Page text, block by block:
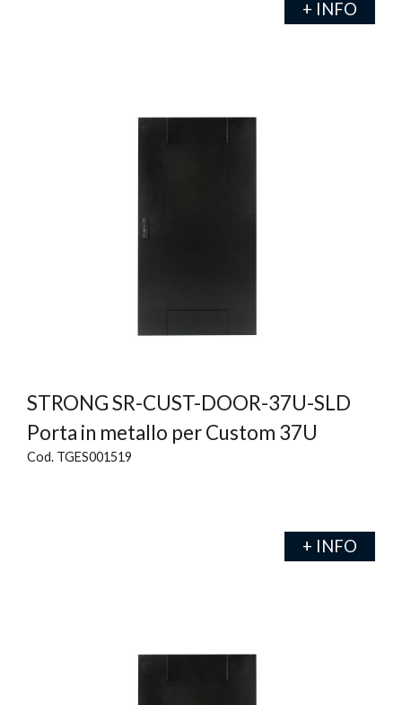
+ INFO
STRONG SR-CUST-DOOR-37U-SLD
Porta in metallo per Custom 37U
Cod. TGES001519
+ INFO